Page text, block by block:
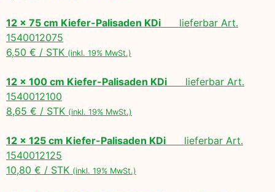
12 x 75 cm Kiefer-Palisaden KDi lieferbar Art.
1540012075
6,50 € / STK (inkl. 19% MwSt.)
12 x 100 cm Kiefer-Palisaden KDi lieferbar Art.
1540012100
8,65 € / STK (inkl. 19% MwSt.)
12 x 125 cm Kiefer-Palisaden KDi lieferbar Art.
1540012125
10,80 € / STK (inkl. 19% MwSt.)